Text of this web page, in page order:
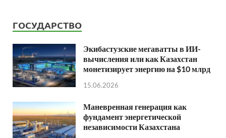
ГОСУДАРСТВО
Экибастузские мегаватты в ИИ-
вычисления или как Казахстан
монетизирует энергию на $10 млрд
15.06.2026
Маневренная генерация как
фундамент энергетической
независимости Казахстана